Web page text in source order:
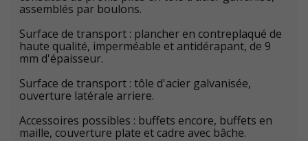
assemblés par boulons.
Surface de transport : plancher en contreplaqué de
haute qualité, imperméable et antidérapant, de 9
mm d'épaisseur.
Surface de transport : tôle d'acier galvanisée,
ouverture latérale arriere.
Accessoires possibles : buffets encore, buffets en
maille, couverture plate et cadre avec bâche.